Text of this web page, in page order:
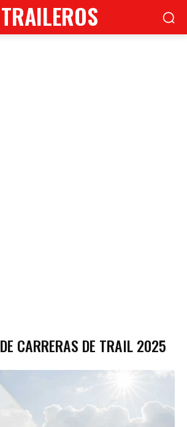
TRAILEROS
CARRERAS DE TRAIL 2025